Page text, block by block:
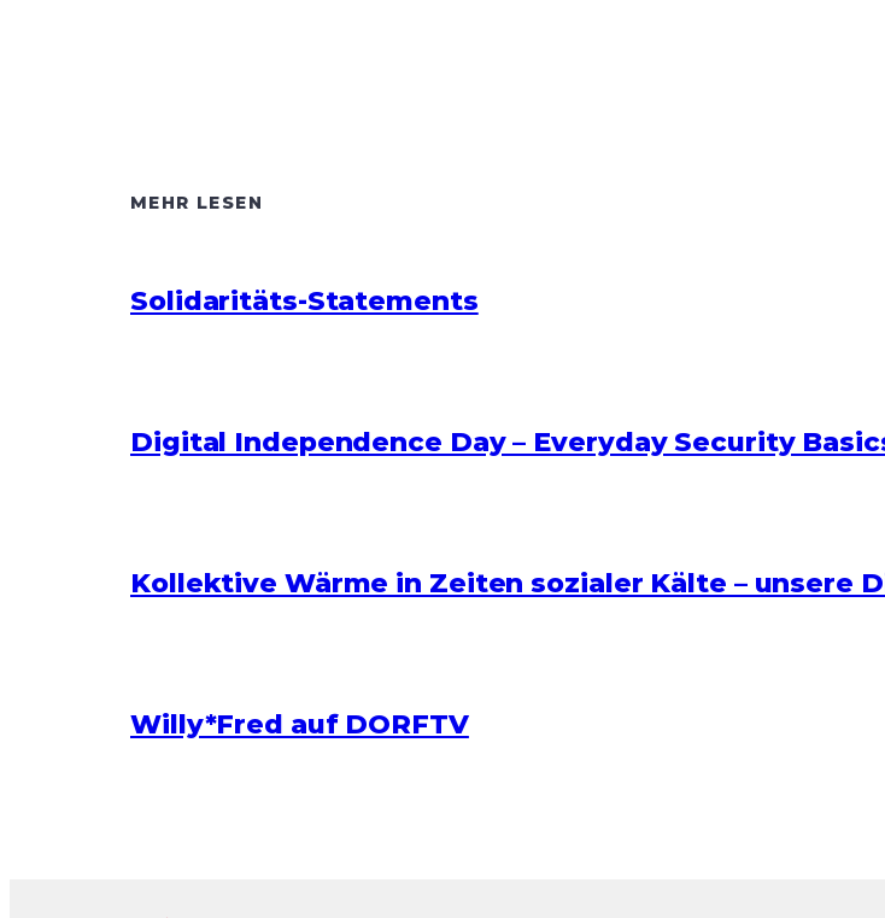
MEHR LESEN
Solidaritäts-Statements
Digital Independence Day – Everyday Security
Kollektive Wärme in Zeiten sozialer Kälte – unsere
Willy*Fred auf DORFTV